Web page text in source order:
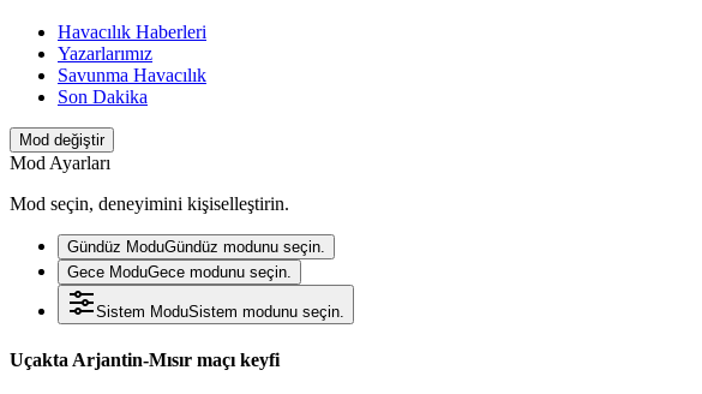
Havacılık Haberleri
Yazarlarımız
Savunma Havacılık
Son Dakika
Mod değiştir
Mod Ayarları
Mod seçin, deneyimini kişiselleştirin.
Gündüz ModuGündüz modunu seçin.
Gece ModuGece modunu seçin.
Sistem ModuSistem modunu seçin.
Uçakta Arjantin-Mısır maçı keyfi